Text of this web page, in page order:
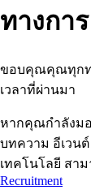
ทางกา
ขอบคุณคุณทุกท่
เวลาที่ผ่านมา
หากคุณกำลังม
บทความ อีเวน
เทคโนโลยี สา
Recruitment